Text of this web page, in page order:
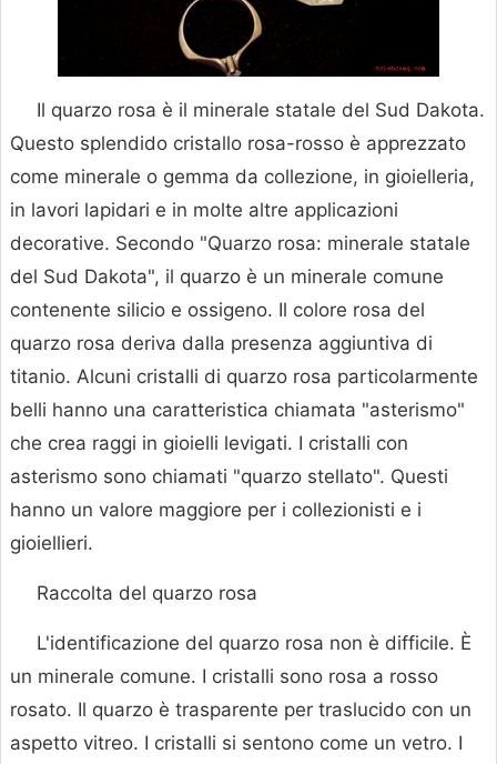
Il quarzo rosa è il minerale statale del Sud Dakota.
Questo splendido cristallo rosa-rosso è apprezzato
come minerale o gemma da collezione, in gioielleria,
in lavori lapidari e in molte altre applicazioni
decorative. Secondo "Quarzo rosa: minerale statale
del Sud Dakota", il quarzo è un minerale comune
contenente silicio e ossigeno. Il colore rosa del
quarzo rosa deriva dalla presenza aggiuntiva di
titanio. Alcuni cristalli di quarzo rosa particolarmente
belli hanno una caratteristica chiamata "asterismo"
che crea raggi in gioielli levigati. I cristalli con
asterismo sono chiamati "quarzo stellato". Questi
hanno un valore maggiore per i collezionisti e i
gioiellieri.
Raccolta del quarzo rosa
L'identificazione del quarzo rosa non è difficile. È
un minerale comune. I cristalli sono rosa a rosso
rosato. Il quarzo è trasparente per traslucido con un
aspetto vitreo. I cristalli si sentono come un vetro. I